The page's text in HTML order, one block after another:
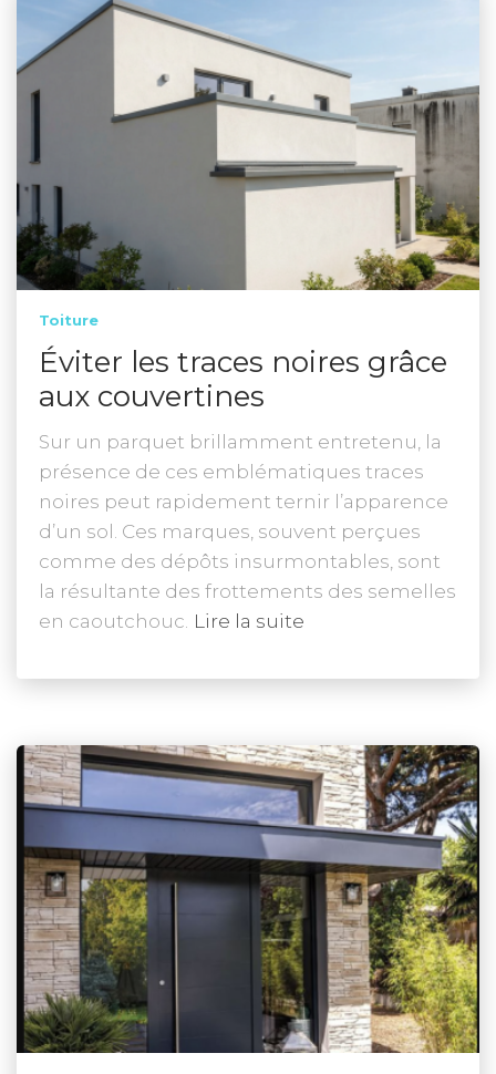
Toiture
Éviter les traces noires grâce
aux couvertines
Sur un parquet brillamment entretenu, la
présence de ces emblématiques traces
noires peut rapidement ternir l’apparence
d’un sol. Ces marques, souvent perçues
comme des dépôts insurmontables, sont
la résultante des frottements des semelles
en caoutchouc. Lire la suite